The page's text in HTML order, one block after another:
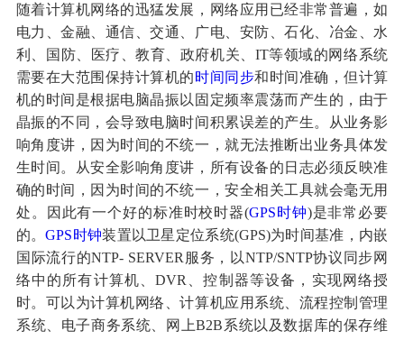
随着计算机网络的迅猛发展，网络应用已经非常普遍，如
电力、金融、通信、交通、广电、安防、石化、冶金、水
利、国防、医疗、教育、政府机关、IT等领域的网络系统
需要在大范围保持计算机的时间同步和时间准确，但计算
机的时间是根据电脑晶振以固定频率震荡而产生的，由于
晶振的不同，会导致电脑时间积累误差的产生。从业务影
响角度讲，因为时间的不统一，就无法推断出业务具体发
生时间。从安全影响角度讲，所有设备的日志必须反映准
确的时间，因为时间的不统一，安全相关工具就会毫无用
处。因此有一个好的标准时校时器(GPS时钟)是非常必要
的。GPS时钟装置以卫星定位系统(GPS)为时间基准，内嵌
国际流行的NTP- SERVER服务，以NTP/SNTP协议同步网
络中的所有计算机、DVR、控制器等设备，实现网络授
时。可以为计算机网络、计算机应用系统、流程控制管理
系统、电子商务系统、网上B2B系统以及数据库的保存维